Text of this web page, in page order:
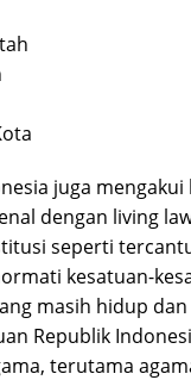
juga
dengan living
seperti
kesatuan-
masih hidup
Republik
terutama